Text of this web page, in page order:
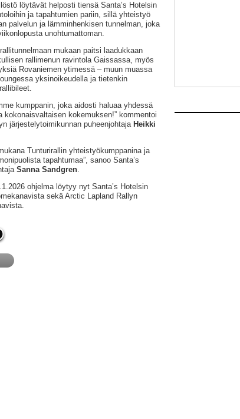
löytävät helposti tiensä Santa’s Hotelsin
ja tapahtumien pariin, sillä yhteistyö
palvelun ja lämminhenkisen tunnelman, joka
unohtumattoman.
mukaan paitsi laadukkaan
rallimenun ravintola Gaissassa, myös
Rovaniemen ytimessä – muun muassa
yksinoikeudella ja tietenkin
kumppanin, joka aidosti haluaa yhdessä
kokonaisvaltaisen kokemuksen!” kommentoi
järjestelytoimikunnan puheenjohtaja Heikki
Tunturirallin yhteistyökumppanina ja
tapahtumaa”, sanoo Santa’s
Sanna Sandgren.
ohjelma löytyy nyt Santa’s Hotelsin
sekä Arctic Lapland Rallyn